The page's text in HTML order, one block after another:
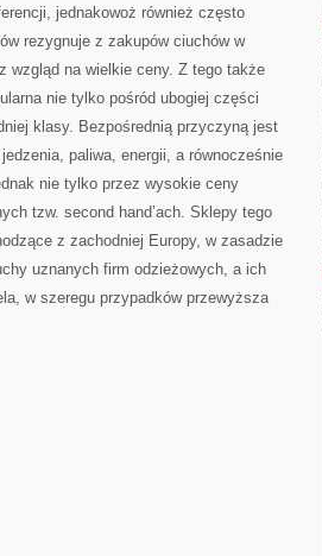
KRAJU
jednakowoż również często
rezygnuje z zakupów ciuchów w
wzgląd na wielkie ceny. Z tego także
nie tylko pośród ubogiej części
klasy. Bezpośrednią przyczyną jest
paliwa, energii, a równocześnie
nie tylko przez wysokie ceny
tzw. second hand’ach. Sklepy tego
z zachodniej Europy, w zasadzie
uznanych firm odzieżowych, a ich
w szeregu przypadków przewyższa